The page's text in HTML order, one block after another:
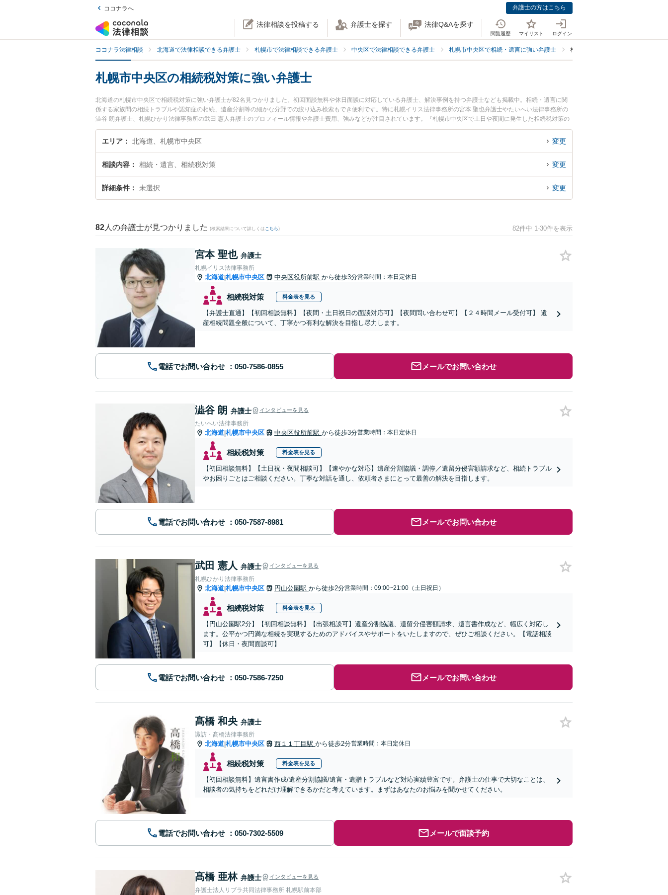
ココナラへ 弁護士の方はこちら
法律相談を投稿する 弁護士を探す 法律Q&Aを探す
閲覧履歴 マイリスト ログイン
ココナラ法律相談 北海道で法律相談できる弁護士 札幌市で法律相談できる弁護士 中央区で法律相談できる弁護士 札幌市中央区で相続・遺言に強い弁護士 札幌市中央区で相続税対策に強い弁
札幌市中央区の相続税対策に強い弁護士
北海道の札幌市中央区で相続税対策に強い弁護士が82名見つかりました。初回面談無料や休日面談に対応している弁護士、解決事例を持つ弁護士なども掲載中。相続・遺言に関
係する家族間の相続トラブルや認知症の相続、遺産分割等の細かな分野での絞り込み検索もでき便利です。特に札幌イリス法律事務所の宮本 聖也弁護士やたいへい法律事務所の
澁谷 朗弁護士、札幌ひかり法律事務所の武田 憲人弁護士のプロフィール情報や弁護士費用、強みなどが注目されています。『札幌市中央区で土日や夜間に発生した相続税対策の
トラブルを今すぐに弁護士に相談したい』『相続税対策のトラブル解決の実績豊富な近くの弁護士を検索したい』『初回相談無料で相続税対策を法律相談できる札幌市中央区内の
弁護士に相談予約したい』などでお困りの相談者さんにおすすめです。
エリア 北海道、札幌市中央区 変更
相談内容 相続・遺言、相続税対策 変更
詳細条件 未選択 変更
82 人の弁護士が見つかりました (検索結果について詳しくは こちら) 82件中 1-30件を表示
宮本 聖也 弁護士
札幌イリス法律事務所
北海道|札幌市中央区 中央区役所前駅 から徒歩3分営業時間：本日定休日
相続税対策 料金表を見る
【弁護士直通】【初回相談無料】【夜間・土日祝日の面談対応可】【夜間問い合わせ可】【２４時間メール受付可】 遺
産相続問題全般について、丁寧かつ有利な解決を目指し尽力します。
電話でお問い合わせ メールでお問い合わせ
澁谷 朗 弁護士 インタビューを見る
たいへい法律事務所
北海道|札幌市中央区 中央区役所前駅 から徒歩3分営業時間：本日定休日
相続税対策 料金表を見る
【初回相談無料】【土日祝・夜間相談可】【速やかな対応】遺産分割協議・調停／遺留分侵害額請求など、相続トラブル
やお困りごとはご相談ください。丁寧な対話を通し、依頼者さまにとって最善の解決を目指します。
電話でお問い合わせ メールでお問い合わせ
武田 憲人 弁護士 インタビューを見る
札幌ひかり法律事務所
北海道|札幌市中央区 円山公園駅 から徒歩2分営業時間：09:00~21:00（土日祝日）
相続税対策 料金表を見る
【円山公園駅2分】【初回相談無料】【出張相談可】遺産分割協議、遺留分侵害額請求、遺言書作成など、幅広く対応し
ます。公平かつ円満な相続を実現するためのアドバイスやサポートをいたしますので、ぜひご相談ください。【電話相談
可】【休日・夜間面談可】
電話でお問い合わせ メールでお問い合わせ
髙橋 和央 弁護士
諏訪・髙橋法律事務所
北海道|札幌市中央区 西１１丁目駅 から徒歩2分営業時間：本日定休日
相続税対策 料金表を見る
【初回相談無料】遺言書作成/遺産分割協議/遺言・遺贈トラブルなど対応実績豊富です。弁護士の仕事で大切なことは、
相談者の気持ちをどれだけ理解できるかだと考えています。まずはあなたのお悩みを聞かせてください。
電話でお問い合わせ メールで面談予約
髙橋 亜林 弁護士 インタビューを見る
弁護士法人リブラ共同法律事務所 札幌駅前本部